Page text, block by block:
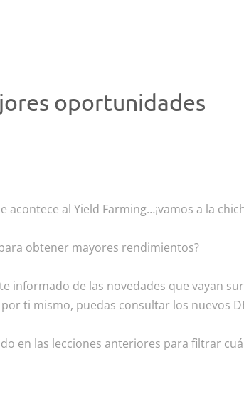
oportunidades
al Yield Farming…¡vamos a la
obtener mayores rendimientos?
informado de las novedades que vayan
ti mismo, puedas consultar los nuevos
en las lecciones anteriores para filtrar